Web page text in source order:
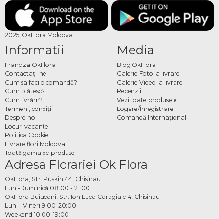
roz, mov, crem sau combinații mixte. Eustoma poate fi utilizată ca element
principal sau combinată cu trandafiri, frezii sau verdeață decorativă, pentru a crea
un buchet echilibrat și personalizat.
Comandă online buchet
mireasă din eustoma
Poți comanda buchetul miresei din eustoma direct online, alegând modelul
potrivit preferințelor tale. Fiecare buchet este realizat cu atenție la detalii, pentru
a completa armonios ținuta și atmosfera evenimentului. Sunt disponibile și
opțiuni de personalizare pentru un rezultat unic.
2025, OkFlora Moldova
Informatii
Franciza OkFlora
Contactaţi-ne
Cum sa faci o comandă?
Cum plătesc?
Cum livrăm?
Termeni, condiţii
Despre noi
Locuri vacante
Politica Cookie
Livrare flori Moldova
Toată gama de produse
Media
Blog OkFlora
Galerie Foto la livrare
Galerie Video la livrare
Recenzii
Vezi toate produsele
Logare/Înregistrare
Comandă Internațional
Adresa Florariei Ok Flora
OkFlora, Str. Puskin 44, Chisinau
Luni-Duminică 08:00 - 21:00
OkFlora Buiucani, Str. Ion Luca Caragiale 4, Chisinau
Luni - Vineri 9:00-20:00
Weekend 10:00-19:00